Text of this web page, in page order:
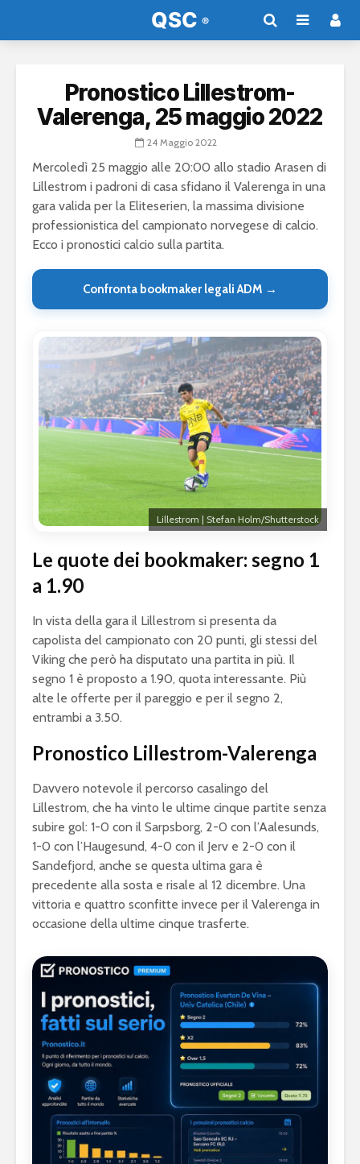
Pronostico Lillestrom-
Valerenga, 25 maggio 2022
24 Maggio 2022
Mercoledì 25 maggio alle 20:00 allo stadio Arasen di
Lillestrom i padroni di casa sfidano il Valerenga in una
gara valida per la Eliteserien, la massima divisione
professionistica del campionato norvegese di calcio.
Ecco i pronostici calcio sulla partita.
Confronta bookmaker legali ADM →
Lillestrom | Stefan Holm/Shutterstock
Le quote dei bookmaker: segno 1
a 1.90
In vista della gara il Lillestrom si presenta da
capolista del campionato con 20 punti, gli stessi del
Viking che però ha disputato una partita in più. Il
segno 1 è proposto a 1.90, quota interessante. Più
alte le offerte per il pareggio e per il segno 2,
entrambi a 3.50.
Pronostico Lillestrom-Valerenga
Davvero notevole il percorso casalingo del
Lillestrom, che ha vinto le ultime cinque partite senza
subire gol: 1-0 con il Sarpsborg, 2-0 con l’Aalesunds,
1-0 con l’Haugesund, 4-0 con il Jerv e 2-0 con il
Sandefjord, anche se questa ultima gara è
precedente alla sosta e risale al 12 dicembre. Una
vittoria e quattro sconfitte invece per il Valerenga in
occasione della ultime cinque trasferte.